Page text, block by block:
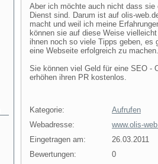
Aber ich möchte auch nicht dass
Dienst sind. Darum ist auf olis-
macht und weil ich meine
können sie auf diese Weise
ihnen noch so viele Tipps geben, es
eine Webseite erfolgreich zu machen.
Sie können viel Geld für eine SEO -
erhöhen ihren PR kostenlos.
Kategorie:
Aufrufen
Webadresse:
www.olis-
Eingetragen am:
26.03.2011
Bewertungen:
0